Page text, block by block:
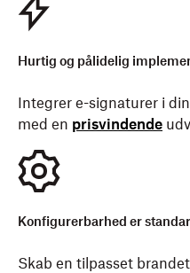
Hurtig og pålidelig
Integrer e-signaturer i
med en prisvindende
Konfigurerbarhed er
Skab en tilpasset